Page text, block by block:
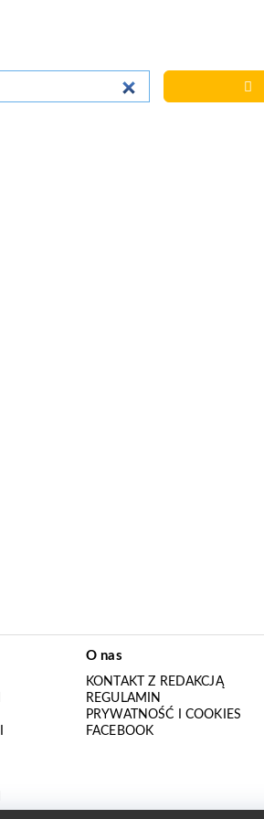
O nas
KONTAKT Z REDAKCJĄ
REGULAMIN
PRYWATNOŚĆ I COOKIES
FACEBOOK